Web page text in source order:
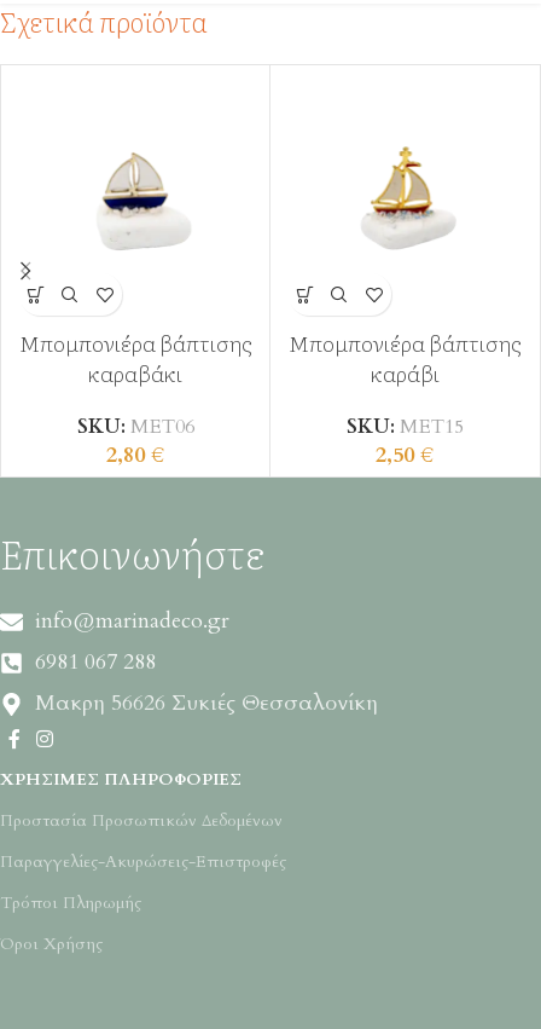
Σχετικά προϊόντα
Μπομπονιέρα βάπτισης
καραβάκι
SKU: ΜΕΤ06
2,80€
Μπομπονιέρα βάπτισης
καράβι
SKU: ΜΕΤ15
2,50€
Επικοινωνήστε
info@marinadeco.gr
6981 067 288
Μακρη 56626 Συκιές Θεσσαλονίκη
ΧΡΉΣΙΜΕΣ ΠΛΗΡΟΦΟΡΊΕΣ
Προστασία Προσωπικών Δεδομένων
Παραγγελίες-Ακυρώσεις-Επιστροφές
Τρόποι Πληρωμής
Όροι Χρήσης